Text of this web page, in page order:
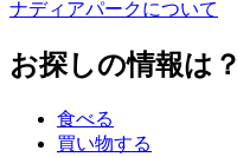
ナディアパークについて
お探しの情報は？
食べる
買い物する